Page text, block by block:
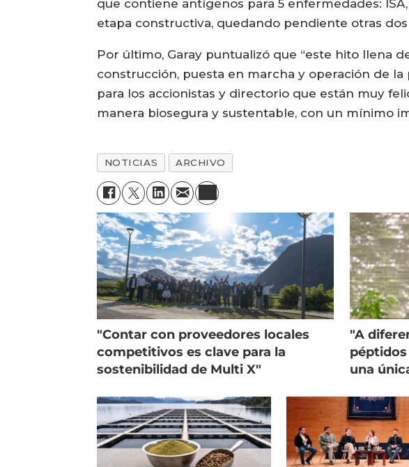
que contiene antígenos para 5 enfermedades:
etapa constructiva, quedando pendiente otras
Por último, Garay puntualizó que “este hito llena
construcción, puesta en marcha y operación de
para los accionistas y directorio que están muy
manera biosegura y sustentable, con un mínimo
NOTICIAS ARCHIVO
"Contar con proveedores locales
competitivos es clave para la
sostenibilidad de Multi X"
"A
una